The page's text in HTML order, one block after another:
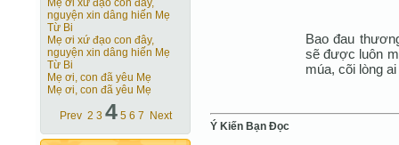
Mẹ ơi xứ đạo con đây,
nguyện xin dâng hiến Mẹ
Từ Bi
Mẹ ơi xứ đạo con đây,
nguyện xin dâng hiến Mẹ
Từ Bi
Mẹ ơi, con đã yêu Mẹ
Mẹ ơi, con đã yêu Mẹ
Prev 2 3 4 5 6 7 Next
Bao đau
sẽ được luôn
múa, cõi lòng
Ý Kiến Bạn Ðọc